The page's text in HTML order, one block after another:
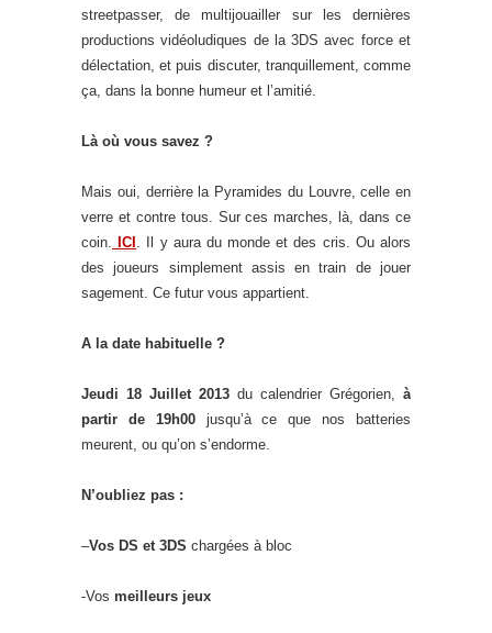
streetpasser, de multijouailler sur les dernières
productions vidéoludiques de la 3DS avec force et
délectation, et puis discuter, tranquillement, comme
ça, dans la bonne humeur et l’amitié.
Là où vous savez ?
Mais oui, derrière la Pyramides du Louvre, celle en
verre et contre tous. Sur ces marches, là, dans ce
coin.
ICI
. Il y aura du monde et des cris. Ou alors
des joueurs simplement assis en train de jouer
sagement. Ce futur vous appartient.
A la date habituelle ?
Jeudi 18 Juillet 2013 du calendrier Grégorien,
à
partir de 19h00jusqu’à ce que nos batteries
meurent, ou qu’on s’endorme.
N’oubliez pas :
–Vos DS et 3DS chargées à bloc
-Vos meilleurs jeux